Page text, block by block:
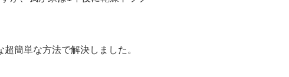
簡単な方法で解決しました。